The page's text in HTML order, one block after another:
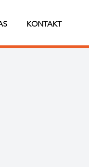
KONTAKT